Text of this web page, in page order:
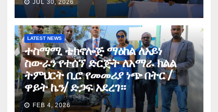
JUL 30, 2026
LATEST NEWS
ተስማሚ ቴክኖሎጅ ማዕከል ለአይነ
ስውራን የተሰኘ ድርጅት ለአማራ ክልል
ትምህርት ቢሮ የመመሪያ ነጭ በትር /
ዋይት ኬን/ ድጋፍ አደረገ።
FEB 4, 2026